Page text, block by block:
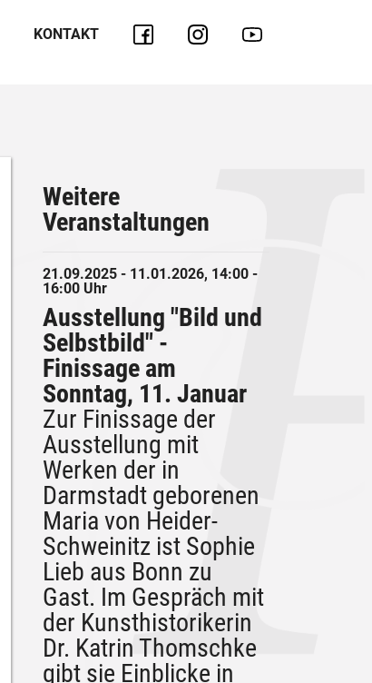
KONTAKT
Weitere
Veranstaltungen
21.09.2025 - 11.01.2026, 14:00 -
16:00 Uhr
Ausstellung "Bild und
Selbstbild" -
Finissage am
Sonntag, 11. Januar
Zur Finissage der
Ausstellung mit
Werken der in
Darmstadt geborenen
Maria von Heider-
Schweinitz ist Sophie
Lieb aus Bonn zu
Gast. Im Gespräch mit
der Kunsthistorikerin
Dr. Katrin Thomschke
gibt sie Einblicke in